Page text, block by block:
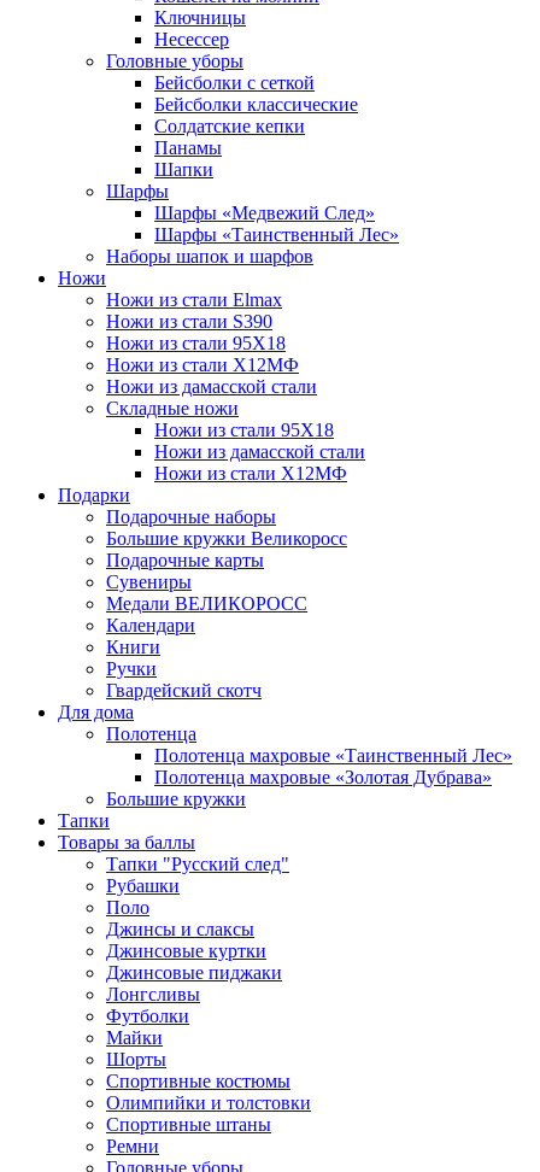
Ключницы
Несессер
Головные уборы
Бейсболки с сеткой
Бейсболки классические
Солдатские кепки
Панамы
Шапки
Шарфы
Шарфы «Медвежий След»
Шарфы «Таинственный Лес»
Наборы шапок и шарфов
Ножи
Ножи из стали Elmax
Ножи из стали S390
Ножи из стали 95X18
Ножи из стали Х12МФ
Ножи из дамасской стали
Складные ножи
Ножи из стали 95X18
Ножи из дамасской стали
Ножи из стали Х12МФ
Подарки
Подарочные наборы
Большие кружки Великоросс
Подарочные карты
Сувениры
Медали ВЕЛИКОРОСС
Календари
Книги
Ручки
Гвардейский скотч
Для дома
Полотенца
Полотенца махровые «Таинственный Лес»
Полотенца махровые «Золотая Дубрава»
Большие кружки
Тапки
Товары за баллы
Тапки "Русский след"
Рубашки
Поло
Джинсы и слаксы
Джинсовые куртки
Джинсовые пиджаки
Лонгсливы
Футболки
Майки
Шорты
Спортивные костюмы
Олимпийки и толстовки
Спортивные штаны
Ремни
Головные уборы